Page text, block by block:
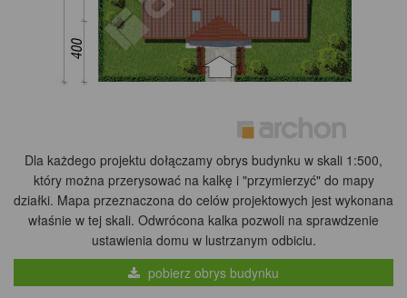
Dla każdego projektu dołączamy obrys budynku w skali 1:500,
który można przerysować na kalkę i "przymierzyć" do mapy
działki. Mapa przeznaczona do celów projektowych jest wykonana
właśnie w tej skali. Odwrócona kalka pozwoli na sprawdzenie
ustawienia domu w lustrzanym odbiciu.
pobierz obrys budynku